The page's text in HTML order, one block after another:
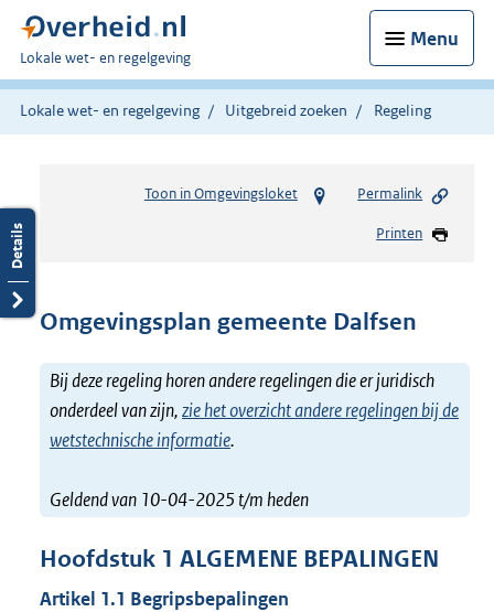
Menu
U
bent
hier:
Lokale wet- en regelgeving
Lokale wet- en regelgeving Uitgebreid zoeken Regeling
Toon in Omgevingsloket Permalink
Printen
Omgevingsplan gemeente Dalfsen
Bij deze regeling horen andere regelingen die er juridisch
onderdeel van zijn,zie het overzicht andere regelingen bij de
wetstechnische informatie.
Geldend van 10-04-2025 t/m heden
Hoofdstuk 1 ALGEMENE BEPALINGEN
Artikel 1.1 Begripsbepalingen